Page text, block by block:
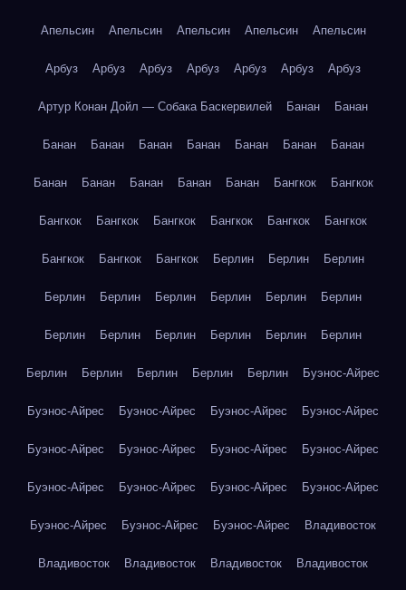
Апельсин Апельсин Апельсин Апельсин Апельсин
Арбуз Арбуз Арбуз Арбуз Арбуз Арбуз Арбуз
Артур Конан Дойл — Собака Баскервилей Банан Банан
Банан Банан Банан Банан Банан Банан Банан
Банан Банан Банан Банан Банан Бангкок Бангкок
Бангкок Бангкок Бангкок Бангкок Бангкок Бангкок
Бангкок Бангкок Бангкок Берлин Берлин Берлин
Берлин Берлин Берлин Берлин Берлин Берлин
Берлин Берлин Берлин Берлин Берлин Берлин
Берлин Берлин Берлин Берлин Берлин Буэнос-Айрес
Буэнос-Айрес Буэнос-Айрес Буэнос-Айрес Буэнос-Айрес
Буэнос-Айрес Буэнос-Айрес Буэнос-Айрес Буэнос-Айрес
Буэнос-Айрес Буэнос-Айрес Буэнос-Айрес Буэнос-Айрес
Буэнос-Айрес Буэнос-Айрес Буэнос-Айрес Владивосток
Владивосток Владивосток Владивосток Владивосток